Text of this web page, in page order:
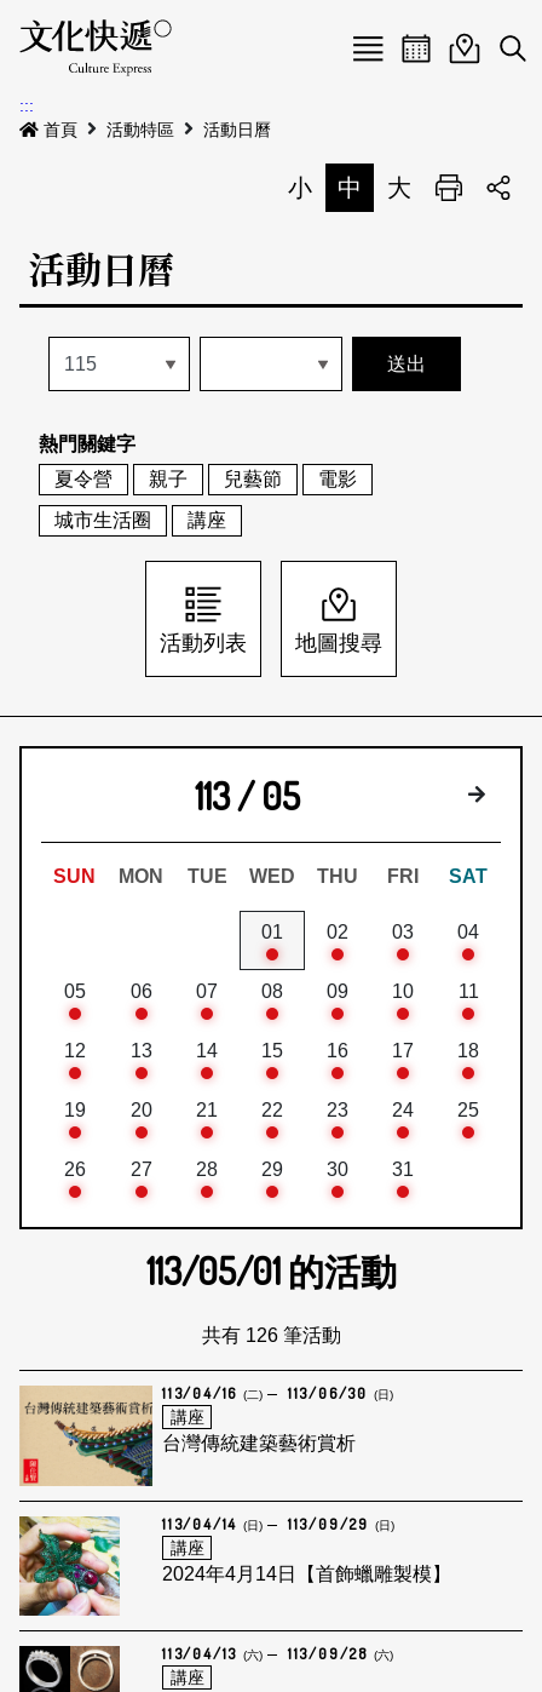
Menu
最新公告
本期專題
歷史專題
活動特區
活動列表
地圖搜尋
關於我們
關於我們
刊物索取地點
會員基本資料
刊登活動
網站導覽 English
日本語 登入/註冊
活動日曆活動地圖
展
:::
首頁
活動特區 活動日曆
小 中 大 列印
活動日曆
熱門關鍵字
夏令營
親子 兒藝節
電影
城市生活圈
講座
活動列表 地圖搜尋
113 / 05 下個月
SUN MON TUE WED THU FRI SAT
01 02 03 04
05 06 07 08 09 10 11
12 13 14 15 16 17 18
19 20 21 22 23 24 25
26 27 28 29 30 31
113/05/01 的活動
共有 126 筆活動
113/04/16 (二) 113/06/30 (日)
講座
台灣傳統建築藝術賞析
113/04/14 (日) 113/09/29 (日)
講座
2024年4月14日【首飾蠟雕製模】
113/04/13 (六) 113/09/28 (六)
講座